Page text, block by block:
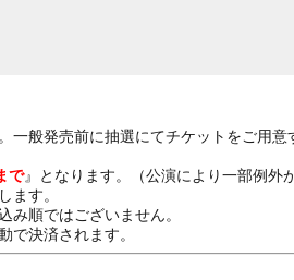
一般発売前に抽選にてチケットをご用
で』となります。（公演により一部例外
ます。
み順ではございません。
で決済されます。